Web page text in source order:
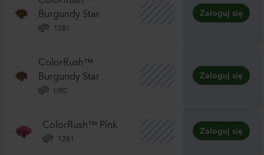
Burgundy Star
1281
Zaloguj się
ColorRush™
Burgundy Star
URC
Zaloguj się
ColorRush™ Pink
1281
Zaloguj się